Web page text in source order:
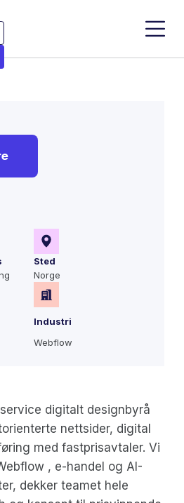
Sted
Norge
Industri
Webflow
digitalt designbyrå
nettsider, digital
med fastprisavtaler. Vi
, e-handel og AI-
dekker teamet hele